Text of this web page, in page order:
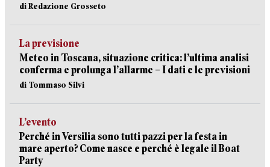
di Redazione Grosseto
La previsione
Meteo in Toscana, situazione critica: l’ultima analisi
conferma e prolunga l’allarme – I dati e le previsioni
di Tommaso Silvi
L’evento
Perché in Versilia sono tutti pazzi per la festa in
mare aperto? Come nasce e perché è legale il Boat
Party